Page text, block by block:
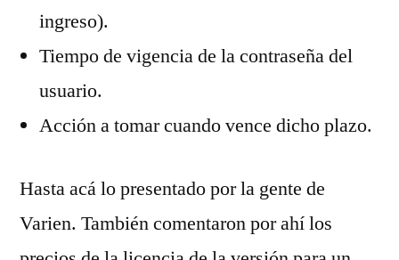
ingreso).
Tiempo de vigencia de la contraseña del
usuario.
Acción a tomar cuando vence dicho plazo.
Hasta acá lo presentado por la gente de
Varien. También comentaron por ahí los